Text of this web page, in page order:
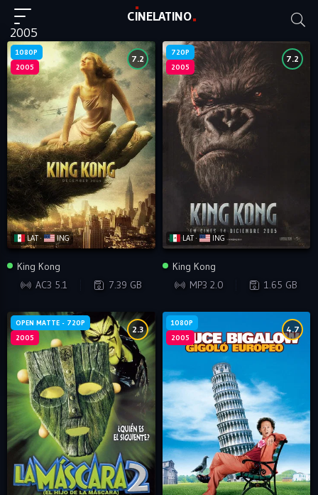
CINELATINO
2005
1080P
2005
7.2
LAT · ING
BRRIP
King Kong
AC3 5.1
7.39 GB
720P
2005
7.2
LAT · ING
WEB-DL
King Kong
MP3 2.0
1.65 GB
OPEN MATTE - 720P
2005
2.3
1080P
2005
4.7